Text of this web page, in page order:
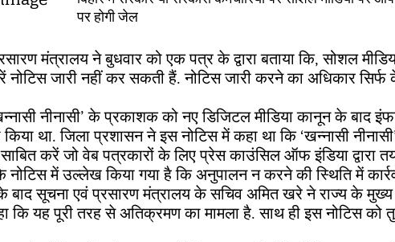
पर होगी जेल
मंत्रालय ने बुधवार को एक पत्र के द्वारा बताया कि, सोशल
नोटिस जारी नहीं कर सकती हैं. नोटिस जारी करने का अधिकार
नीनासी’ के प्रकाशक को नए डिजिटल मीडिया कानून के बाद
किया था. जिला प्रशासन ने इस नोटिस में कहा था कि ‘खन्नासी
करें जो वेब पत्रकारों के लिए प्रेस काउंसिल ऑफ इंडिया द्वारा
में उल्लेख किया गया है कि अनुपालन न करने की स्थिति में
बाद सूचना एवं प्रसारण मंत्रालय के सचिव अमित खरे ने राज्य के
कि यह पूरी तरह से अतिक्रमण का मामला है. साथ ही इस नोटिस को